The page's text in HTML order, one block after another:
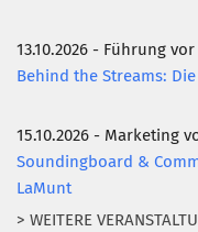
13.10.2026 - Führung
Behind the Streams:
15.10.2026 - Marketing
Soundingboard &
LaMunt
> WEITERE